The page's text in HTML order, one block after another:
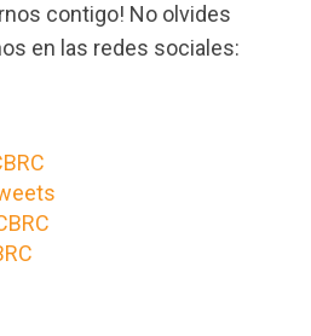
contigo! No olvides
en las redes sociales: